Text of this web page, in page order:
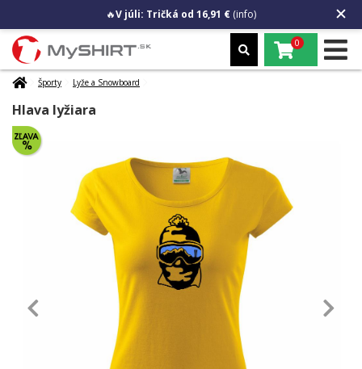
🔥V júli: Tričká od 16,91 € (info)
0
Športy Lyže a Snowboard
Hlava lyžiara